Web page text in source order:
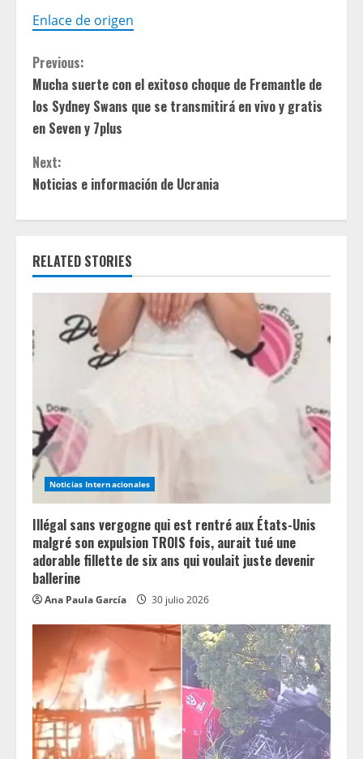
Enlace de origen
C
o
n
t
u
R
a
d
i
n
g
Previous:
Mucha suerte con el exitoso choque de Fremantle de
los Sydney Swans que se transmitirá en vivo y gratis
en Seven y 7plus
Next:
Noticias e información de Ucrania
RELATED STORIES
Noticias Internacionales
Illégal sans vergogne qui est rentré aux États-Unis
malgré son expulsion TROIS fois, aurait tué une
adorable fillette de six ans qui voulait juste devenir
ballerine
Ana Paula García 30 julio 2026